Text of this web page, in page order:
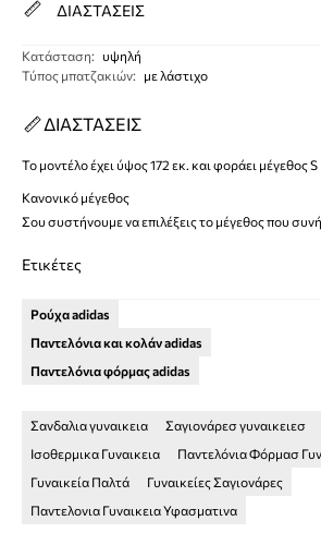
ΔΙΑΣΤΑΣΕΙΣ
Κατάσταση: υψηλή
Τύπος μπατζακιών: με λάστιχο
ΔΙΑΣΤΑΣΕΙΣ
Το μοντέλο έχει ύψος 172 εκ. και φοράει μέγεθος S
Κανονικό μέγεθος
Σου συστήνουμε να επιλέξεις το μέγεθος που
Ετικέτες
Ρούχα adidas
Παντελόνια και κολάν adidas
Παντελόνια φόρμας adidas
Σανδαλια γυναικεια Σαγιονάρεσ γυναικειεσ
Ισοθερμικα Γυναικεια
Παντελόνια Φόρμασ
Γυναικεία Παλτά
Γυναικείες Σαγιονάρες
Παντελονια Γυναικεια Υφασματινα